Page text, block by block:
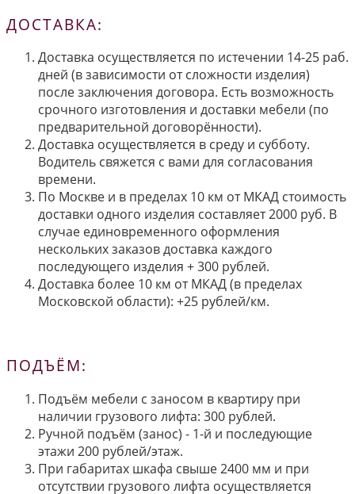
ДОСТАВКА:
Доставка осуществляется по истечении 14-25 раб.
дней (в зависимости от сложности изделия)
после заключения договора. Есть возможность
срочного изготовления и доставки мебели (по
предварительной договорённости).
Доставка осуществляется в среду и субботу.
Водитель свяжется с вами для согласования
времени.
По Москве и в пределах 10 км от МКАД стоимость
доставки одного изделия составляет 2000 руб. В
случае единовременного оформления
нескольких заказов доставка каждого
последующего изделия + 300 рублей.
Доставка более 10 км от МКАД (в пределах
Московской области): +25 рублей/км.
ПОДЪЁМ:
Подъём мебели с заносом в квартиру при
наличии грузового лифта: 300 рублей.
Ручной подъём (занос) - 1-й и последующие
этажи 200 рублей/этаж.
При габаритах шкафа свыше 2400 мм и при
отсутствии грузового лифта осуществляется